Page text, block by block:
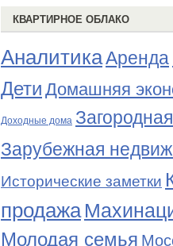
КВАРТИРНОЕ ОБЛАКО
АналитикаАренда
Дети Домашняя
Доходные дома
Зарубежная
Исторические заметки
продажа
Молодая семья